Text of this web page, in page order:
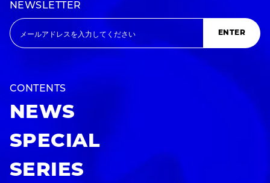
NEWSLETTER
ENTER
CONTENTS
NEWS
SPECIAL
SERIES